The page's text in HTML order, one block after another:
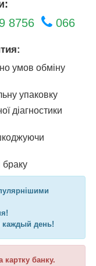
8756
066
умов обміну
упаковку
діагностики
браку
каждый день!
картку банку.